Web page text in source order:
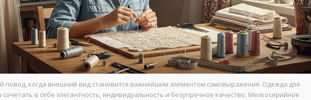
повод, когда внешний вид становится важнейшим элементом самовыражения. Одежда для
в себе элегантность, индивидуальность и безупречное качество. Мелкосерийное